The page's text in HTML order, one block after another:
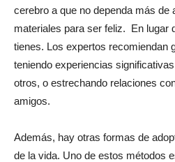
cerebro a que no dependa más de
materiales para ser feliz. En lugar
tienes. Los expertos recomiendan
teniendo experiencias
otros, o estrechando relaciones
amigos.
Además, hay otras formas de
de la vida. Uno de estos métodos